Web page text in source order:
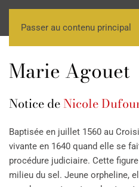
Passer au contenu principal
Marie Agouet
Notice deNicole
Baptisée en juillet 1560 au
vivante en 1640 quand elle se
procédure judiciaire. Cette
milieu du sel. Jeune orpheline,